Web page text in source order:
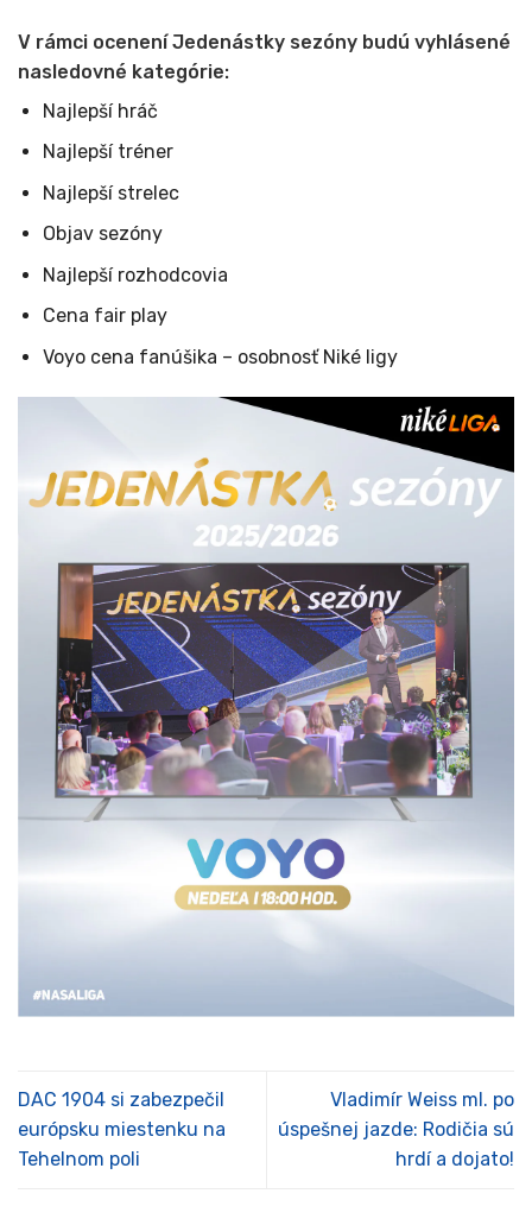
V rámci ocenení Jedenástky sezóny budú vyhlásené
nasledovné kategórie:
Najlepší hráč
Najlepší tréner
Najlepší strelec
Objav sezóny
Najlepší rozhodcovia
Cena fair play
Voyo cena fanúšika – osobnosť Niké ligy
DAC 1904 si zabezpečil
európsku miestenku na
Tehelnom poli
Vladimír Weiss ml. po
úspešnej jazde: Rodičia sú
hrdí a dojato!